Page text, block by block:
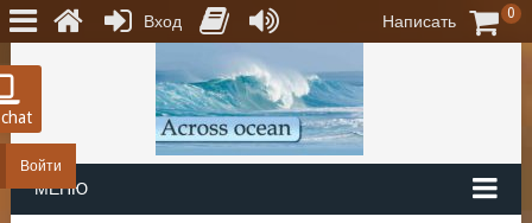
Войти
МЕНЮ
Вход Написать 0